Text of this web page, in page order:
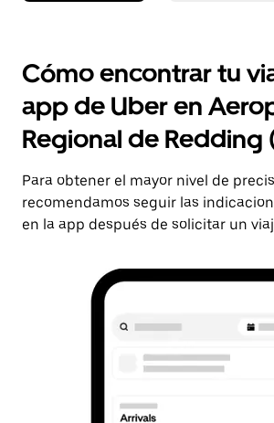
Cómo encontrar tu
app de Uber en
Regional de Redding
Para obtener el mayor nivel de
recomendamos seguir las
en la app después de solicitar un